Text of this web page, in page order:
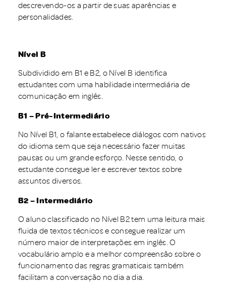
descrevendo-os a partir de suas aparências e
personalidades.
Nível B
Subdividido em B1 e B2, o Nível B identifica
estudantes com uma habilidade intermediária de
comunicação em inglês.
B1 – Pré-Intermediário
No Nível B1, o falante estabelece diálogos com nativos
do idioma sem que seja necessário fazer muitas
pausas ou um grande esforço. Nesse sentido, o
estudante consegue ler e escrever textos sobre
assuntos diversos.
B2 – Intermediário
O aluno classificado no Nível B2 tem uma leitura mais
fluida de textos técnicos e consegue realizar um
número maior de interpretações em inglês. O
vocabulário amplo e a melhor compreensão sobre o
funcionamento das regras gramaticais também
facilitam a conversação no dia a dia.